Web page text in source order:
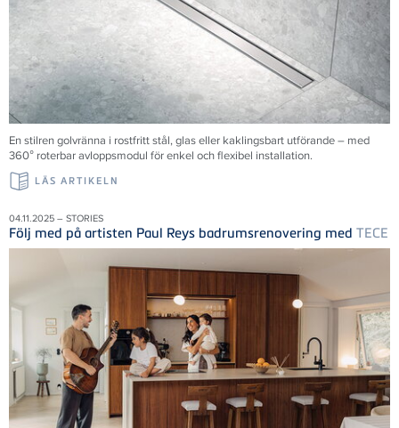
En stilren golvränna i rostfritt stål, glas eller kaklingsbart utförande – med
360° roterbar avloppsmodul för enkel och flexibel installation.
LÄS ARTIKELN
04.11.2025 – STORIES
Följ med på artisten Paul Reys badrumsrenovering med TECE